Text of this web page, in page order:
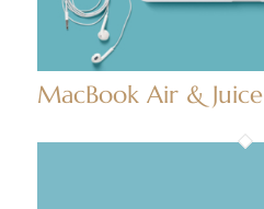
MacBook Air & Juice